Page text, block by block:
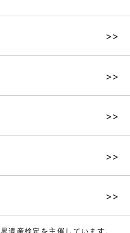
認団体
遺産検定を主催しています。